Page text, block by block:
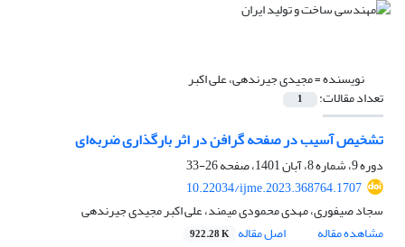
نویسنده =مجیدی جیرندهی، علی اکبر
تعداد مقالات: 1
تشخیص آسیب در صفحه گرافن در اثر بارگذاری ضربه‌ای
دوره 9، شماره 8، آبان 1401، صفحه
26-33
10.22034/ijme.2023.368764.1707
سجاد صیفوری، مهدی محمودی میمند، علی اکبر مجیدی جیرندهی
مشاهده مقاله
اصل مقاله 922.28 K